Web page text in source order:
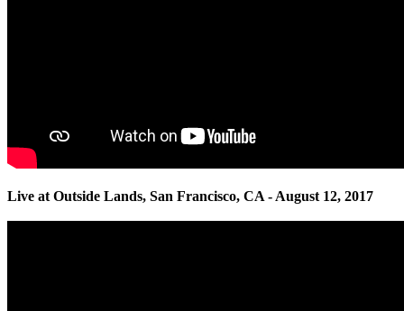
Live at Outside Lands, San Francisco, CA - August 12, 2017